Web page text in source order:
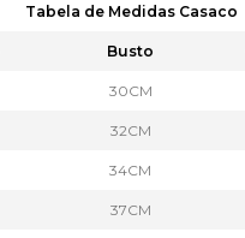
Tabela de Medidas Casaco
Busto
30CM
32CM
34CM
37CM